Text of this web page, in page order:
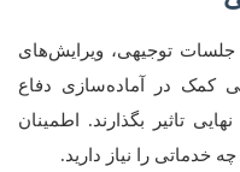
توجیهی، ویرایش‌های
کمک در آماده‌سازی دفاع
نهایی تاثیر بگذارند. اطمینان
خدماتی را نیاز دارید.